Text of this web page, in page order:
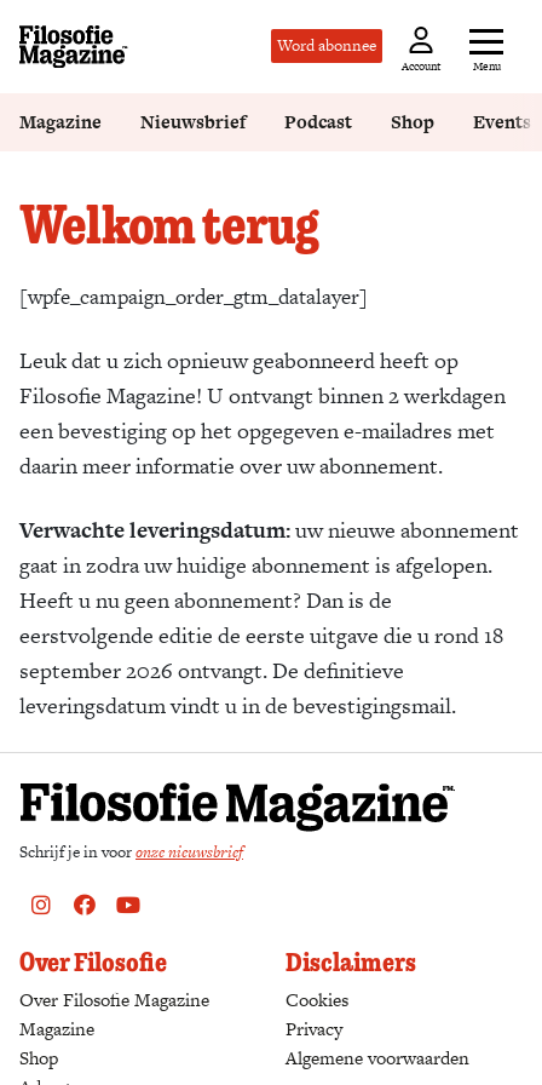
Word abonnee
Account Menu
Zoek
Magazine Nieuwsbrief Podcast Shop Events
Welkom terug
[wpfe_campaign_order_gtm_datalayer]
Leuk dat u zich opnieuw geabonneerd heeft op
Filosofie Magazine! U ontvangt binnen 2 werkdagen
een bevestiging op het opgegeven e-mailadres met
daarin meer informatie over uw abonnement.
Verwachte leveringsdatum:uw nieuwe abonnement
gaat in zodra uw huidige abonnement is afgelopen.
Heeft u nu geen abonnement? Dan is de
eerstvolgende editie de eerste uitgave die u rond 18
september 2026 ontvangt. De definitieve
leveringsdatum vindt u in de bevestigingsmail.
Schrijf je in vooronze nieuwsbrief
Instagram
FacebookYoutube
Over Filosofie
Over Filosofie Magazine
Magazine
Shop
Disclaimers
Cookies
Privacy
Algemene voorwaarden